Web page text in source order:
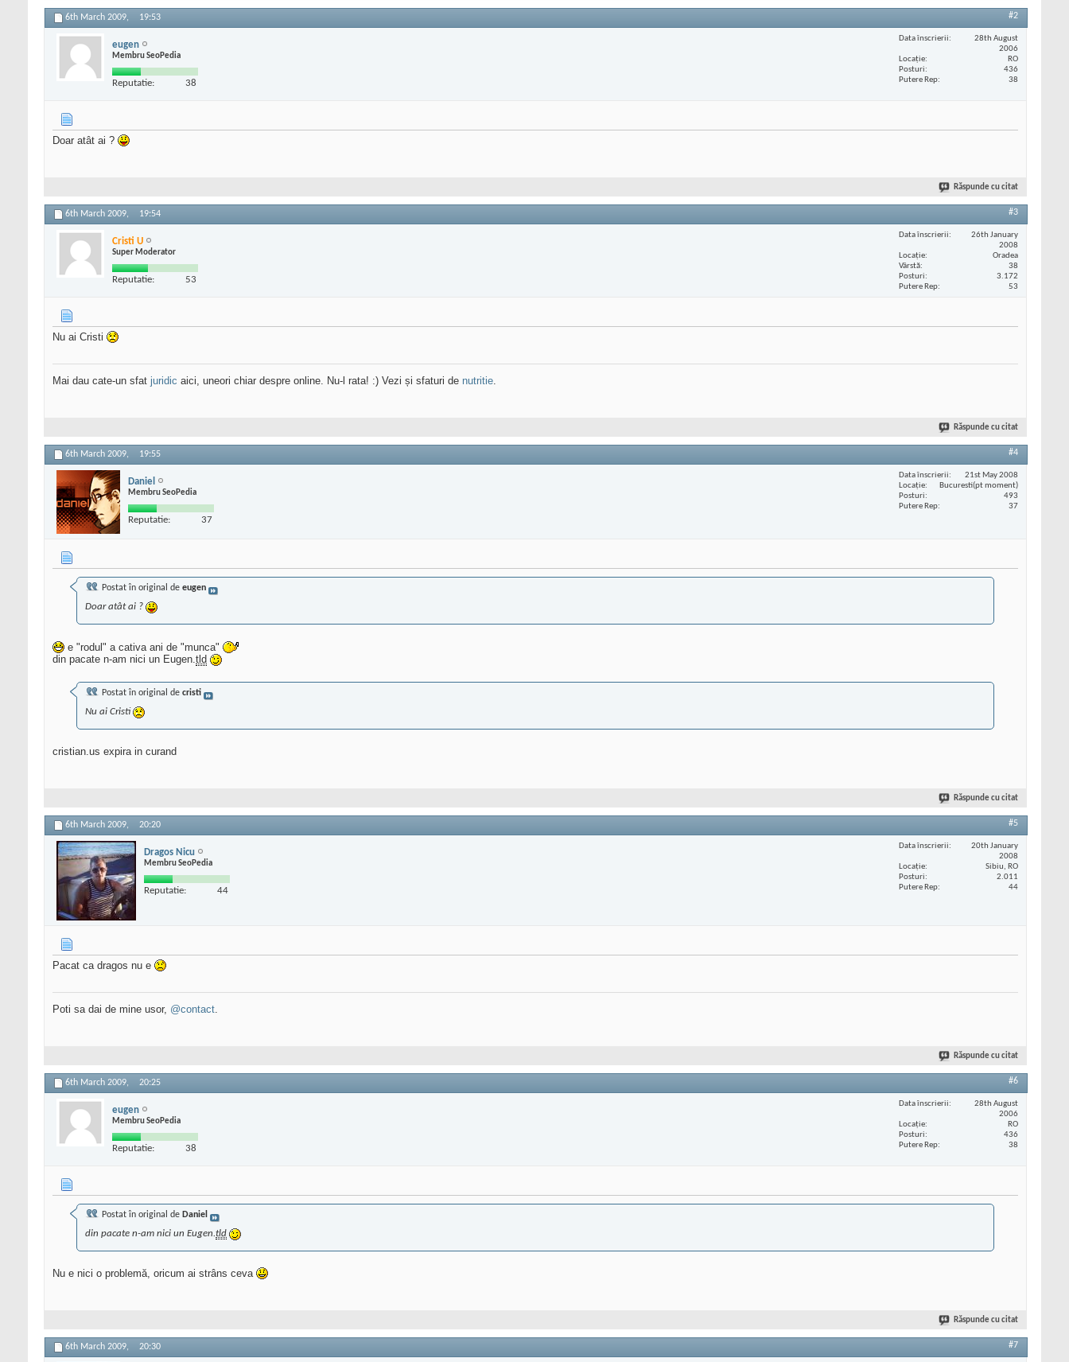
6th March 2009, 19:53 #2
eugen
Membru SeoPedia
Reputatie: 38
Data înscrierii
28th August
2006
Locaţie
RO
Posturi
436
Putere Rep
38
Doar atât ai ?
Răspunde cu citat
6th March 2009, 19:54 #3
Cristi U
Super Moderator
Reputatie: 53
Data înscrierii
26th January
2008
Locaţie
Oradea
Vârstă
38
Posturi
3.172
Putere Rep
53
Nu ai Cristi
Mai dau cate-un sfat juridic aici, uneori chiar despre online. Nu-l rata! :) Vezi și sfaturi de nutritie.
Răspunde cu citat
6th March 2009, 19:55 #4
Daniel
Membru SeoPedia
Reputatie: 37
Data înscrierii
21st May 2008
Locaţie
Bucuresti(pt moment)
Posturi
493
Putere Rep
37
Postat în original de eugen
Doar atât ai ?
e "rodul" a cativa ani de "munca"
din pacate n-am nici un Eugen.tld
Postat în original de cristi
Nu ai Cristi
cristian.us expira in curand
Răspunde cu citat
6th March 2009, 20:20 #5
Dragos Nicu
Membru SeoPedia
Reputatie: 44
Data înscrierii
20th January
2008
Locaţie
Sibiu, RO
Posturi
2.011
Putere Rep
44
Pacat ca dragos nu e
Poti sa dai de mine usor, @contact.
Răspunde cu citat
6th March 2009, 20:25 #6
eugen
Membru SeoPedia
Reputatie: 38
Data înscrierii
28th August
2006
Locaţie
RO
Posturi
436
Putere Rep
38
Postat în original de Daniel
din pacate n-am nici un Eugen.tld
Nu e nici o problemă, oricum ai strâns ceva
Răspunde cu citat
6th March 2009, 20:30 #7